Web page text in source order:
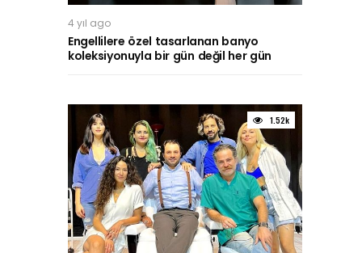
4 yıl ago
Engellilere özel tasarlanan banyo
koleksiyonuyla bir gün değil her gün
1.52k